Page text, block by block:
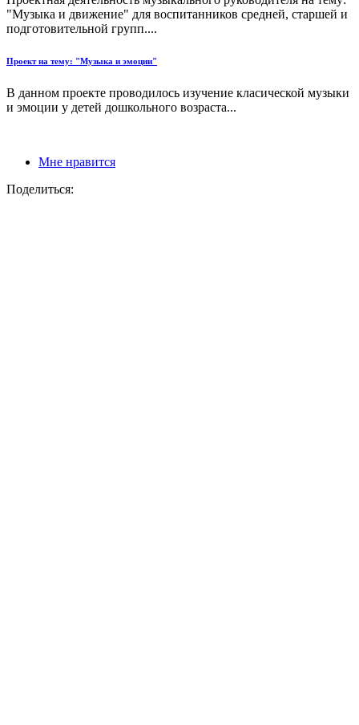
"Музыка и движение" для воспитанников средней, старшей и
подготовительной групп....
Проект на тему: "Музыка и эмоции"
В данном проекте проводилось изучение класической музыки
и эмоции у детей дошкольного возраста...
Мне нравится
Поделиться: